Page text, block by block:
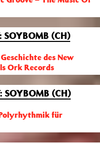
SOYBOMB (CH)
des New
Ork Records
SOYBOMB (CH)
für